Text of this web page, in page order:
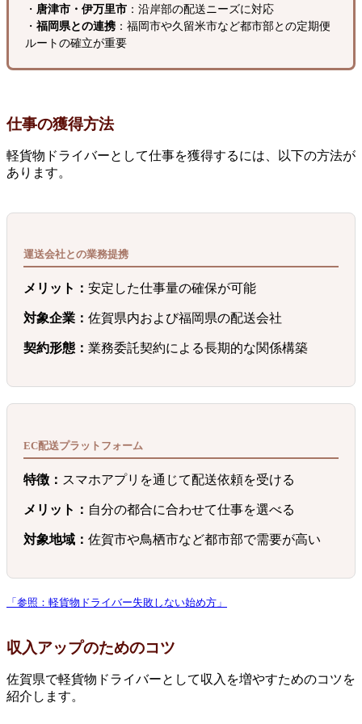
・ 唐津市・伊万里市 ：沿岸部の配送ニーズに対応
・ 福岡県との連携 ：福岡市や久留米市など都市部との定期便
ルートの確立が重要
仕事の獲得方法
軽貨物ドライバーとして仕事を獲得するには、以下の方法が
あります。
運送会社との業務提携
メリット： 安定した仕事量の確保が可能
対象企業： 佐賀県内および福岡県の配送会社
契約形態： 業務委託契約による長期的な関係構築
EC配送プラットフォーム
特徴： スマホアプリを通じて配送依頼を受ける
メリット： 自分の都合に合わせて仕事を選べる
対象地域： 佐賀市や鳥栖市など都市部で需要が高い
「参照：軽貨物ドライバー失敗しない始め方」
収入アップのためのコツ
佐賀県で軽貨物ドライバーとして収入を増やすためのコツを
紹介します。